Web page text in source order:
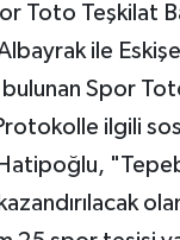
Toto Teşkilat
ile
bulunan Spor
ilgili